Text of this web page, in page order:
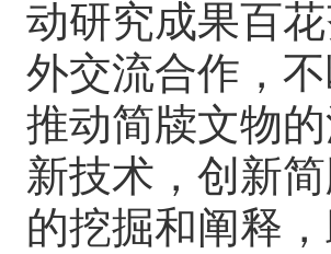
动研究成果百
外交流合作，
推动简牍文物
新技术，创新
的挖掘和阐释